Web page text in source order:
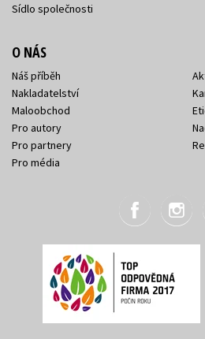
Sídlo společnosti
O NÁS
Náš příběh
Nakladatelství
Maloobchod
Pro autory
Pro partnery
Pro média